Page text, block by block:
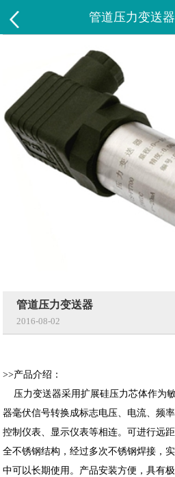
管道压力变送器
管道压力变送器
2016-08-02
>>产品介绍：
压力变送器采用扩展硅压力芯体作为
器毫伏信号转换成标志电压、电流、频
控制仪表、显示仪表等相连。可进行远
全不锈钢结构，经过多次不锈钢焊接，
中可以长期使用。产品安装方便，具有